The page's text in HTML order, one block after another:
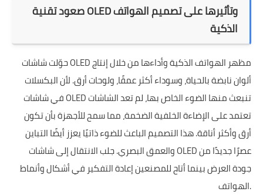
صعود تقنية OLED وتأثيرها على تصميم الهواتف
الذكية
حوّلت شاشات OLED مظهر الهواتف الذكية وأداءها من خلال إنتاج
ألوان نابضة بالحياة، وسوداء أكثر عمقًا، ولوحات أرق. لأن البكسلات
في شاشات OLED تنبعث منها الضوء الخاص بها، لم تعد الشاشات
تعتمد على الإضاءة الخلفية الضخمة، مما سمح للأجهزة بأن تكون
أرق وأكثر أناقة. هذا التصميم الباعث للضوء ذاتيًا يعزز أيضًا التباين
والعمق البصري. جلب الانتقال إلى شاشات OLED عصرًا جديدًا من
جودة العرض بينما أتاح للمصنعين إعادة التفكير في أشكال وأنماط
الهواتف.